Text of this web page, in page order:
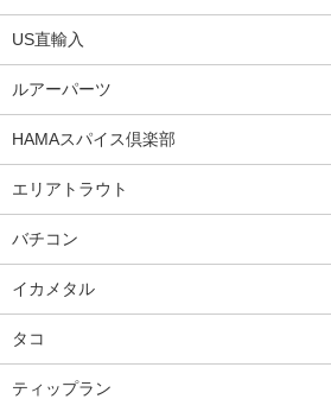
US直輸入
ルアーパーツ
HAMAスパイス倶楽部
エリアトラウト
バチコン
イカメタル
タコ
ティップラン